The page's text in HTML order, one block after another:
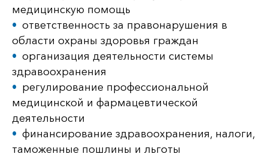
медицинскую помощь
ответственность за правонарушения в
области охраны здоровья граждан
организация деятельности системы
здравоохране­ния
регулирование профессиональной
медицинской и фармацевтической
деятельности
финансирование здравоохранения, налоги,
таможенные пошлины и льготы